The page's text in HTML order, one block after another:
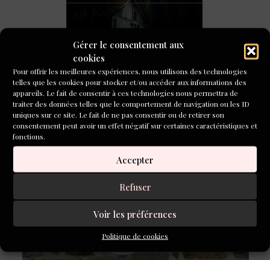
Gérer le consentement aux
cookies
Pour offrir les meilleures expériences, nous utilisons des technologies
telles que les cookies pour stocker et/ou accéder aux informations des
appareils. Le fait de consentir à ces technologies nous permettra de
traiter des données telles que le comportement de navigation ou les ID
uniques sur ce site. Le fait de ne pas consentir ou de retirer son
consentement peut avoir un effet négatif sur certaines caractéristiques et
fonctions.
Accepter
Refuser
Voir les préférences
Politique de cookies
« Quelque part dans la forêt primaire », prix du
public de L’Inventoire !
CONCOURS DE NOUVELLES
2026